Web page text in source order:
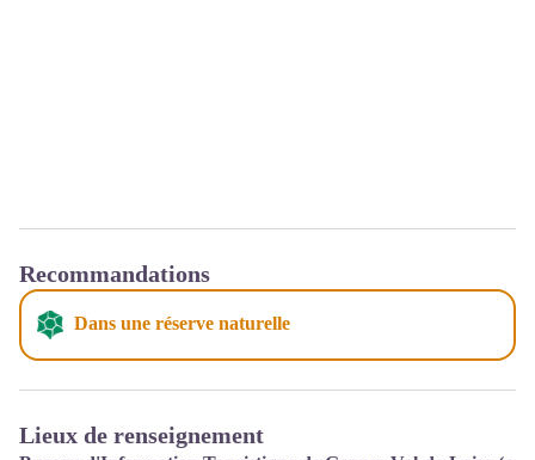
Recommandations
Dans une réserve naturelle
Lieux de renseignement